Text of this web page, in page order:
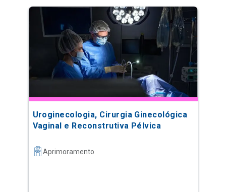
Uroginecologia, Cirurgia Ginecológica
Vaginal e Reconstrutiva Pélvica
Aprimoramento